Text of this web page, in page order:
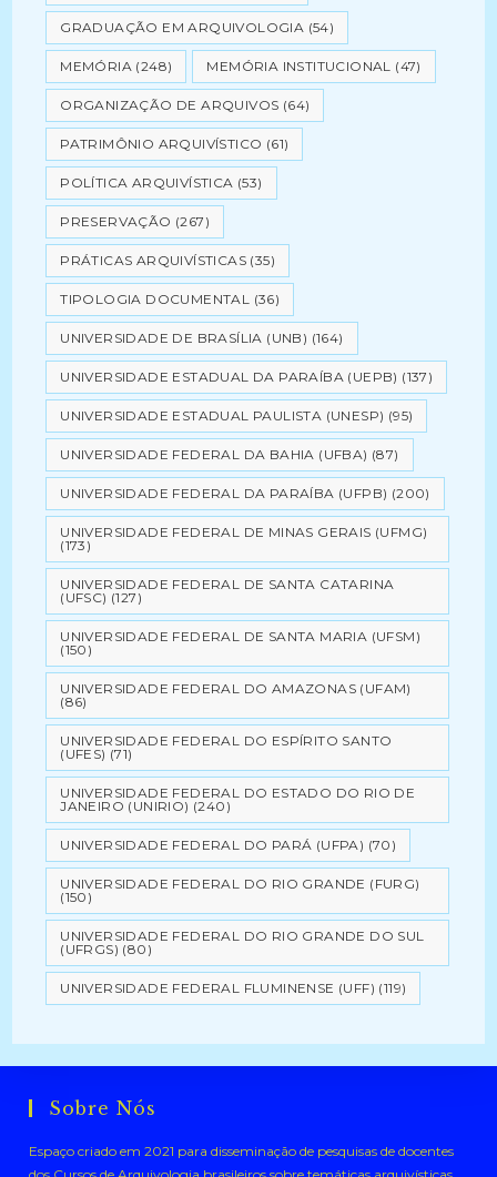
GRADUAÇÃO EM ARQUIVOLOGIA (54)
MEMÓRIA (248) MEMÓRIA INSTITUCIONAL (47)
ORGANIZAÇÃO DE ARQUIVOS (64)
PATRIMÔNIO ARQUIVÍSTICO (61)
POLÍTICA ARQUIVÍSTICA (53)
PRESERVAÇÃO (267)
PRÁTICAS ARQUIVÍSTICAS (35)
TIPOLOGIA DOCUMENTAL (36)
UNIVERSIDADE DE BRASÍLIA (UNB) (164)
UNIVERSIDADE ESTADUAL DA PARAÍBA (UEPB) (137)
UNIVERSIDADE ESTADUAL PAULISTA (UNESP) (95)
UNIVERSIDADE FEDERAL DA BAHIA (UFBA) (87)
UNIVERSIDADE FEDERAL DA PARAÍBA (UFPB) (200)
UNIVERSIDADE FEDERAL DE MINAS GERAIS (UFMG)
(173)
UNIVERSIDADE FEDERAL DE SANTA CATARINA
(UFSC) (127)
UNIVERSIDADE FEDERAL DE SANTA MARIA (UFSM)
(150)
UNIVERSIDADE FEDERAL DO AMAZONAS (UFAM)
(86)
UNIVERSIDADE FEDERAL DO ESPÍRITO SANTO
(UFES) (71)
UNIVERSIDADE FEDERAL DO ESTADO DO RIO DE
JANEIRO (UNIRIO) (240)
UNIVERSIDADE FEDERAL DO PARÁ (UFPA) (70)
UNIVERSIDADE FEDERAL DO RIO GRANDE (FURG)
(150)
UNIVERSIDADE FEDERAL DO RIO GRANDE DO SUL
(UFRGS) (80)
UNIVERSIDADE FEDERAL FLUMINENSE (UFF) (119)
Sobre Nós
Espaço criado em 2021 para disseminação de pesquisas de docentes